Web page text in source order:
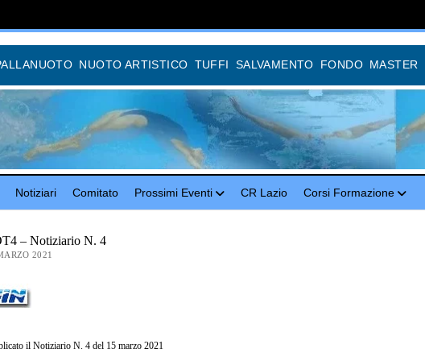
NUOTO ARTISTICO TUFFI SALVAMENTO FONDO MASTER
Notiziari Comitato Prossimi Eventi CR Lazio Corsi Formazione
– Notiziario N. 4
2021
il Notiziario N. 4 del 15 marzo 2021